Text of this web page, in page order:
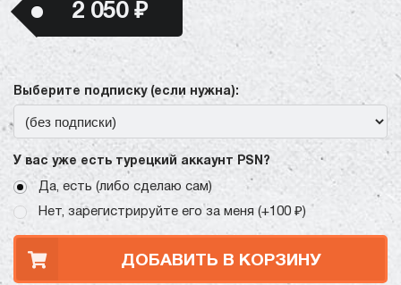
2 050 ₽
Выберите подписку (если нужна):
У вас уже есть турецкий аккаунт PSN?
Да, есть (либо сделаю сам)
Нет, зарегистрируйте его за меня (+100 ₽)
ДОБАВИТЬ В КОРЗИНУ